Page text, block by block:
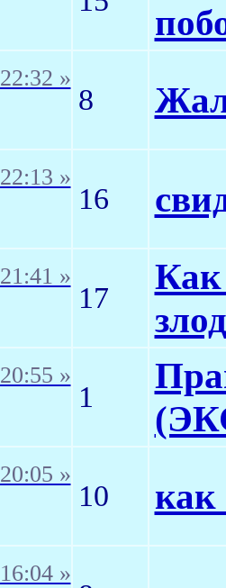
22:32 »
8
22:13 »
16
21:41 »
17
Как
20:55 »
1
20:05 »
10 как
16:04 »